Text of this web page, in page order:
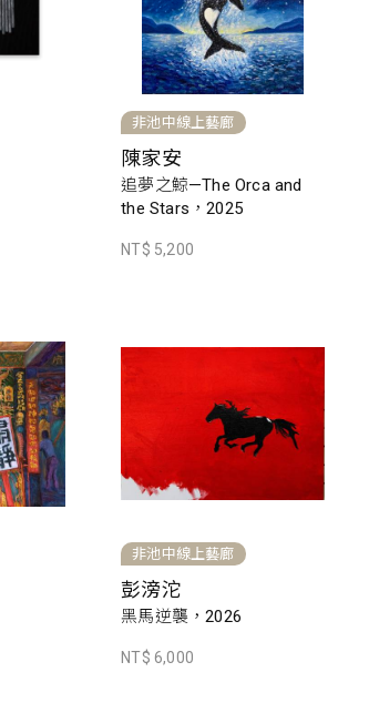
非池中線上藝廊
陳家安
追夢之鯨—The Orca and
the Stars，2025
NT$ 5,200
非池中線上藝廊
彭滂沱
黑馬逆襲，2026
NT$ 6,000